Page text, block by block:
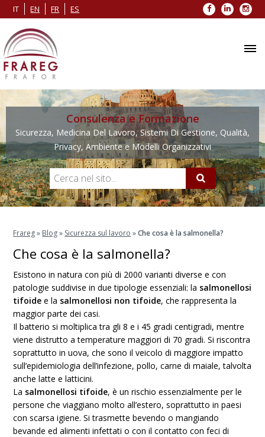
IT EN FR ES Facebook
LinkedIn
Consulenza e Formazione
Sicurezza, Medicina Del Lavoro, Sistemi Di Gestione, Qualità,
Privacy, Ambiente e Modelli Organizzativi
Frareg» Blog» Sicurezza sul lavoro »Che cosa è la salmonella?
Che cosa è la salmonella?
Esistono in natura con più di 2000 varianti diverse e con
patologie suddivise in due tipologie essenziali: la salmonellosi
tifoide e la salmonellosi non tifoide, che rappresenta la
maggior parte dei casi.
Il batterio si moltiplica tra gli 8 e i 45 gradi centigradi, mentre
viene distrutto a temperature maggiori di 70 gradi. Si riscontra
soprattutto in uova, che sono il veicolo di maggiore impatto
sull’epidemiologia dell’infezione, pollo, carne di maiale, talvolta
anche latte e latticini.
La salmonellosi tifoide, è un rischio essenzialmente per le
persone che viaggiano molto all’estero, soprattutto in paesi
con scarsa igiene. Si trasmette bevendo o mangiando
bevande ed alimenti infettati o con il contatto con feci di